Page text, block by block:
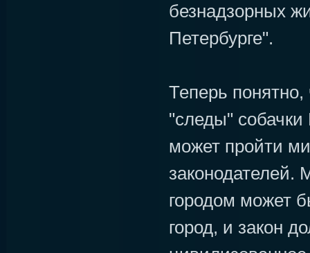
безнадзорных
Петербурге".
Теперь понятно,
"следы"
может пройти
законодателей.
городом может
город, и закон